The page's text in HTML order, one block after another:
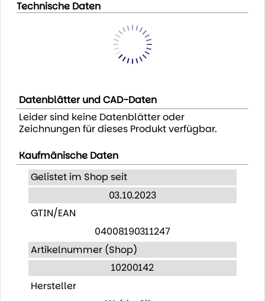
Technische Daten
Datenblätter und CAD-Daten
Leider sind keine Datenblätter oder
Zeichnungen für dieses Produkt verfügbar.
Kaufmänische Daten
Gelistet im Shop seit
03.10.2023
GTIN/EAN
04008190311247
Artikelnummer (Shop)
10200142
Hersteller